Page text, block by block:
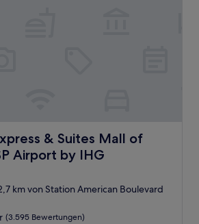
& Suites Mall of
Airport by IHG
& Suites Mall of America - MSP
km von Station American Boulevard
(3.595 Bewertungen)